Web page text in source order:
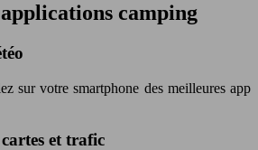
camping
sur votre smartphone des meilleures app
et trafic